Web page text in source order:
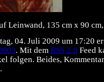
Leinwand, 135 cm x 90
04. Juli 2009 um 17:20
. Mit dem RSS 2.0 Feed
folgen. Beides,